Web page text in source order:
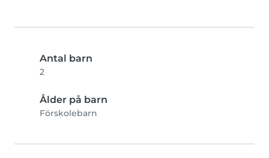
Antal barn
2
Ålder på barn
Förskolebarn